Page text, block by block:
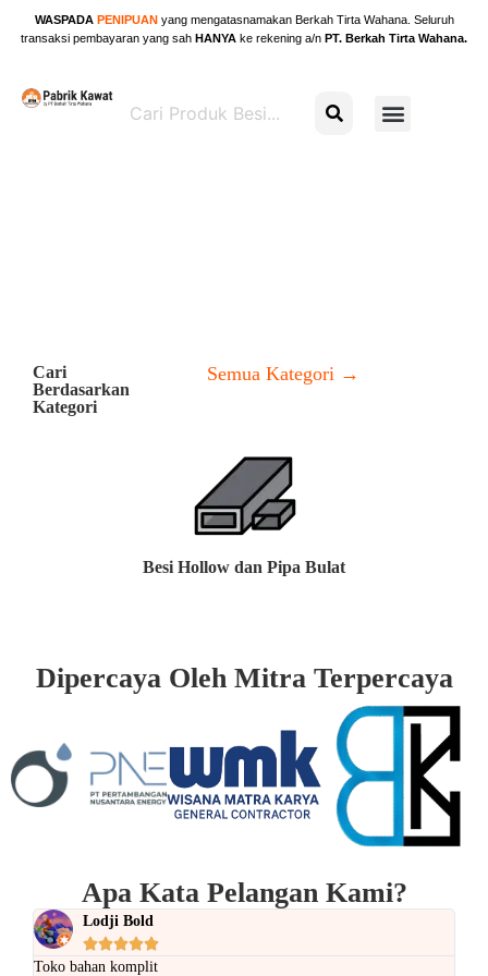
WASPADA PENIPUANyang mengatasnamakan Berkah Tirta Wahana. Seluruh
transaksi pembayaran yang sah HANYA ke rekening a/n PT. Berkah Tirta Wahana.
Cari
Berdasarkan
Kategori
Semua Kategori →
Besi Hollow dan Pipa Bulat
Dipercaya Oleh Mitra Terpercaya
Apa Kata Pelangan Kami?
Lodji Bold

Toko bahan komplit